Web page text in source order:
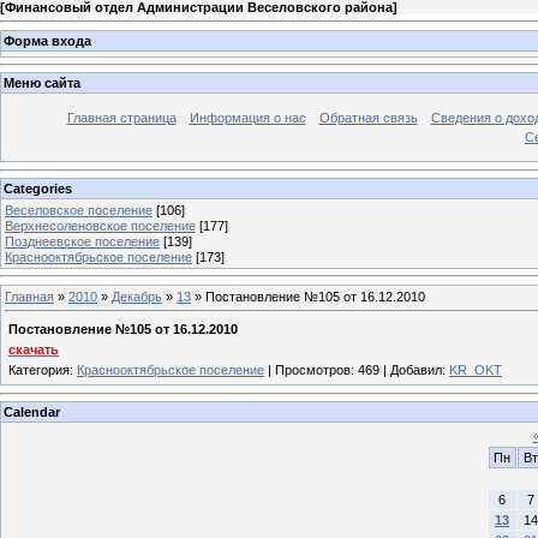
[Финансовый отдел Администрации Веселовского района]
Форма входа
Меню сайта
Главная страница Информация о нас Обратная связь
Сведения о
Categories
Веселовское поселение [106]
Верхнесоленовское поселение [177]
Позднеевское поселение [139]
Краснооктябрьское поселение [173]
Главная » 2010 » Декабрь » 13 » Постановление №105 от 16.12.2010
Постановление №105 от 16.12.2010
скачать
Категория: Краснооктябрьское поселение Просмотров: 469 | Добавил: KR_OKT
Calendar
Пн
Вт
6
7
13
14